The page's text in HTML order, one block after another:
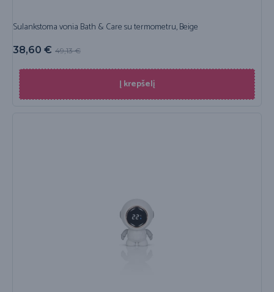
Sulankstoma vonia Bath & Care su termometru, Beige
49,13€
38,60 €
Į krepšelį